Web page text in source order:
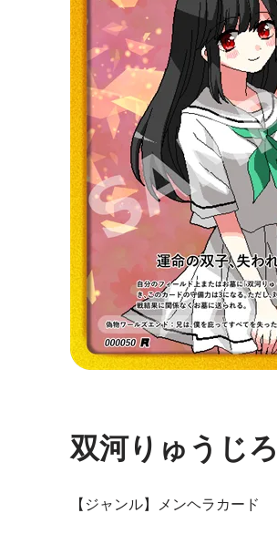
双河りゅうじ
【ジャンル】メンヘラカード